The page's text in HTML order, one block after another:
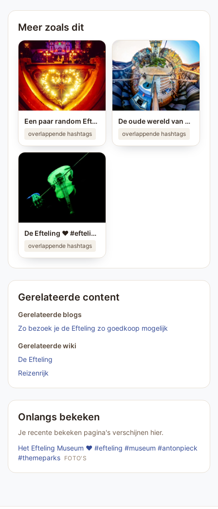
Meer zoals dit
Een paar random Efteling foto's ❤️ Deel je eigen mooiste Efteling foto in je story op #instagram en tag me! #efteling #themeparks #happyplace #brabant #enjoy #pretpark
overlappende hashtags
De oude wereld van Raveleijn ❤️ #efteling #raveleijn #themeparks
overlappende hashtags
De Efteling ❤️ #efteling #themeparks #pretparken #brabant
overlappende hashtags
Gerelateerde content
Gerelateerde blogs
Zo bezoek je de Efteling zo goedkoop mogelijk
Gerelateerde wiki
De Efteling
Reizenrijk
Onlangs bekeken
Je recente bekeken pagina's verschijnen hier.
Het Efteling Museum ❤️ #efteling #museum #antonpieck
#themeparks FOTO'S